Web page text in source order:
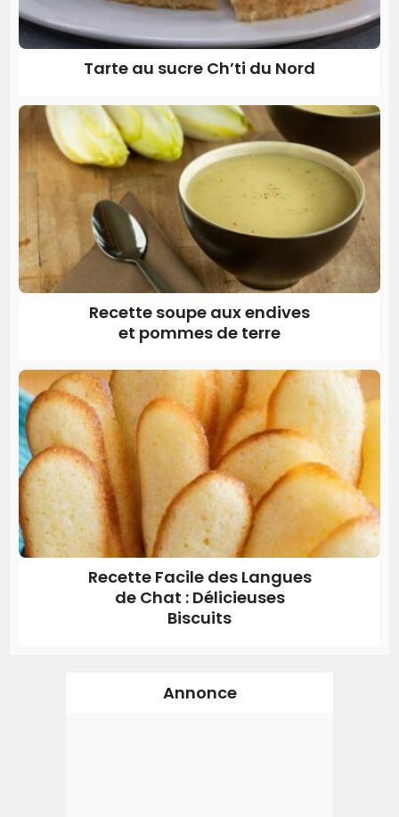
Tarte au sucre Ch’ti du Nord
Recette soupe aux endives
et pommes de terre
Recette Facile des Langues
de Chat : Délicieuses
Biscuits
Annonce